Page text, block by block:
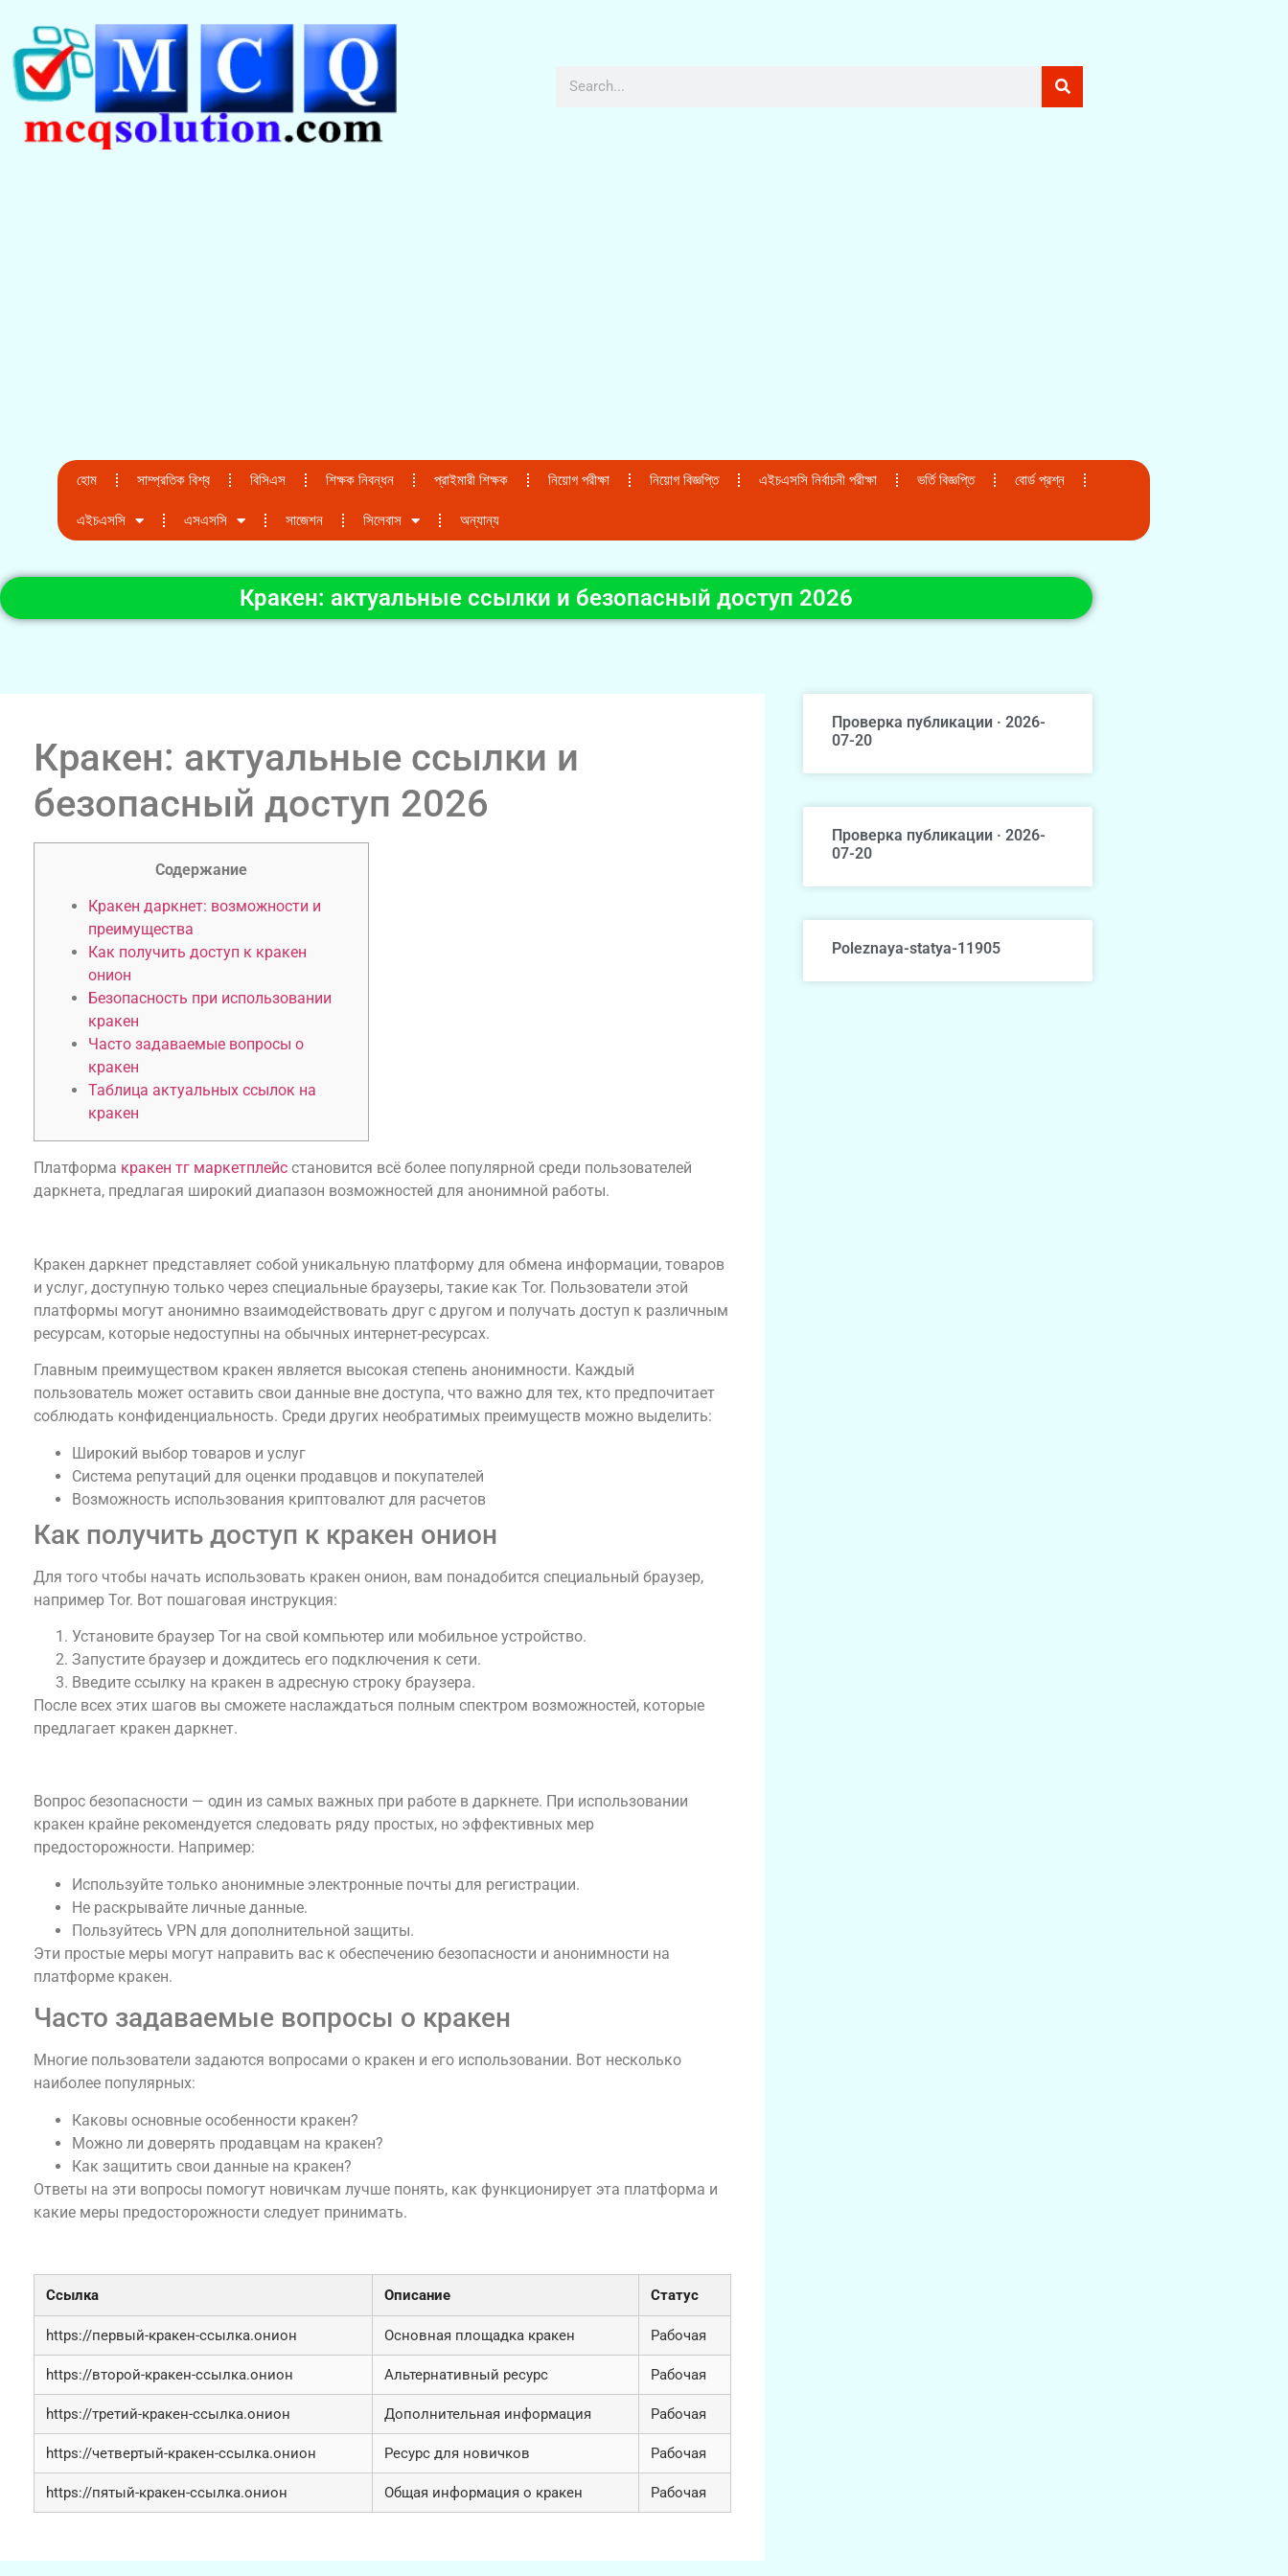
হোম সাম্প্রতিক বিশ্ব বিসিএস শিক্ষক নিবন্ধন প্রাইমারী শিক্ষক নিয়োগ পরীক্ষা নিয়োগ বিজ্ঞপ্তি এইচএসসি নির্বাচনী পরীক্ষা ভর্তি বিজ্ঞপ্তি বোর্ড প্রশ্ন
এইচএসসি এসএসসি সাজেশন সিলেবাস অন্যান্য
Кракен: актуальные ссылки и безопасный доступ 2026
Кракен: актуальные ссылки и
безопасный доступ 2026
Содержание
Кракен даркнет: возможности и
преимущества
Как получить доступ к кракен
онион
Безопасность при использовании
кракен
Часто задаваемые вопросы о
кракен
Таблица актуальных ссылок на
кракен
Платформа кракен тг маркетплейс становится всё более популярной среди пользователей
даркнета, предлагая широкий диапазон возможностей для анонимной работы.
Кракен даркнет представляет собой уникальную платформу для обмена информации, товаров
и услуг, доступную только через специальные браузеры, такие как Tor. Пользователи этой
платформы могут анонимно взаимодействовать друг с другом и получать доступ к различным
ресурсам, которые недоступны на обычных интернет-ресурсах.
Главным преимуществом кракен является высокая степень анонимности. Каждый
пользователь может оставить свои данные вне доступа, что важно для тех, кто предпочитает
соблюдать конфиденциальность. Среди других необратимых преимуществ можно выделить:
Широкий выбор товаров и услуг
Система репутаций для оценки продавцов и покупателей
Возможность использования криптовалют для расчетов
Как получить доступ к кракен онион
Для того чтобы начать использовать кракен онион, вам понадобится специальный браузер,
например Tor. Вот пошаговая инструкция:
Установите браузер Tor на свой компьютер или мобильное устройство.
Запустите браузер и дождитесь его подключения к сети.
Введите ссылку на кракен в адресную строку браузера.
После всех этих шагов вы сможете наслаждаться полным спектром возможностей, которые
предлагает кракен даркнет.
Вопрос безопасности — один из самых важных при работе в даркнете. При использовании
кракен крайне рекомендуется следовать ряду простых, но эффективных мер
предосторожности. Например:
Используйте только анонимные электронные почты для регистрации.
Не раскрывайте личные данные.
Пользуйтесь VPN для дополнительной защиты.
Эти простые меры могут направить вас к обеспечению безопасности и анонимности на
платформе кракен.
Часто задаваемые вопросы о кракен
Многие пользователи задаются вопросами о кракен и его использовании. Вот несколько
наиболее популярных:
Каковы основные особенности кракен?
Можно ли доверять продавцам на кракен?
Как защитить свои данные на кракен?
Ответы на эти вопросы помогут новичкам лучше понять, как функционирует эта платформа и
какие меры предосторожности следует принимать.
Ссылка Описание Статус
https://первый-кракен-ссылка.онион Основная площадка кракен Рабочая
https://второй-кракен-ссылка.онион Альтернативный ресурс Рабочая
https://третий-кракен-ссылка.онион Дополнительная информация Рабочая
https://четвертый-кракен-ссылка.онион Ресурс для новичков Рабочая
https://пятый-кракен-ссылка.онион Общая информация о кракен Рабочая
Проверка публикации · 2026-
07-20
Проверка публикации · 2026-
07-20
Poleznaya-statya-11905